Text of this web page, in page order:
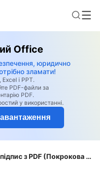
Office
юридично
зламати!
і PPT.
PDF-файли за
PDF.
у використанні.
Як скопіювати підпис з PDF (Покрокова інструкція)